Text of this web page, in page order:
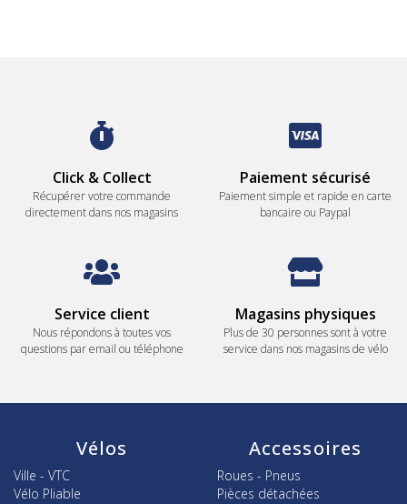
Click & Collect
Récupérer votre commande
directement dans nos magasins
Paiement sécurisé
Paiement simple et rapide en carte
bancaire ou Paypal
Service client
Nous répondons à toutes vos
questions par email ou téléphone
Magasins physiques
Plus de 30 personnes sont à votre
service dans nos magasins de vélo
Vélos
Ville - VTC
Vélo Pliable
Accessoires
Roues - Pneus
Pièces détachées